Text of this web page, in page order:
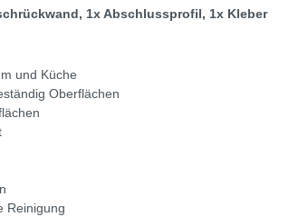
1x Abschlussprofil, 1x Kleber
und Küche
Oberflächen
Reinigung